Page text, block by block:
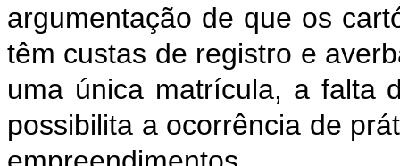
argumentação de que os
têm custas de registro e
uma única matrícula, a falta
possibilita a ocorrência de